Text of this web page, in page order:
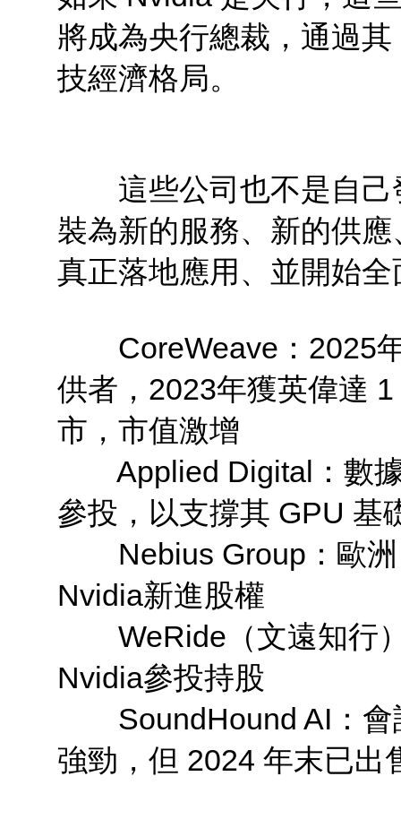
將成為央行總裁，通過
技經濟格局。
這些公司也不是自己
裝為新的服務、新的供
真正落地應用、並開始
CoreWeave：2025年
供者，2023年獲英偉達
市，市值激增
Applied Digital：數據
參投，以支撐其 GPU 基
Nebius Group：歐洲
Nvidia新進股權
WeRide（文遠知行）
Nvidia參投持股
SoundHound AI：會
強勁，但 2024 年末已出